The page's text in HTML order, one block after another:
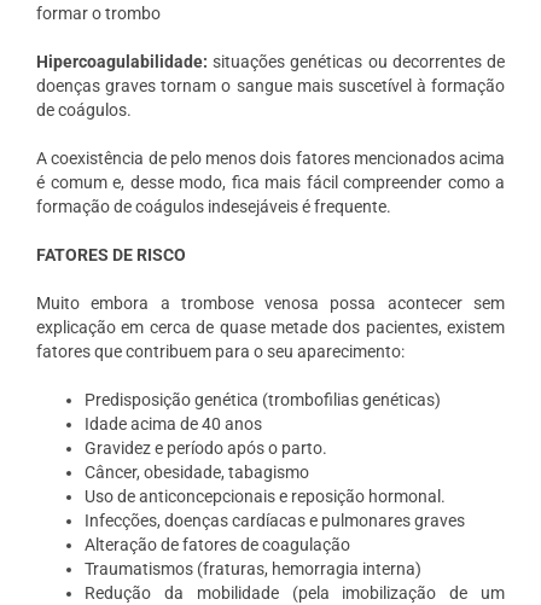
formar o trombo
Hipercoagulabilidade:situações genéticas ou decorrentes de
doenças graves tornam o sangue mais suscetível à formação
de coágulos.
A coexistência de pelo menos dois fatores mencionados acima
é comum e, desse modo, fica mais fácil compreender como a
formação de coágulos indesejáveis é frequente.
FATORES DE RISCO
Muito embora a trombose venosa possa acontecer sem
explicação em cerca de quase metade dos pacientes, existem
fatores que contribuem para o seu aparecimento:
Predisposição genética (trombofilias genéticas)
Idade acima de 40 anos
Gravidez e período após o parto.
Câncer, obesidade, tabagismo
Uso de anticoncepcionais e reposição hormonal.
Infecções, doenças cardíacas e pulmonares graves
Alteraçãode fatores de coagulação
Traumatismos (fraturas, hemorragia interna)
Redução da mobilidade (pela imobilização de um